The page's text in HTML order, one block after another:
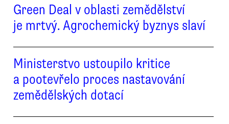
Green Deal v oblasti zemědělství
je mrtvý. Agrochemický byznys slaví
Ministerstvo ustoupilo kritice
a pootevřelo proces nastavování
zemědělských dotací